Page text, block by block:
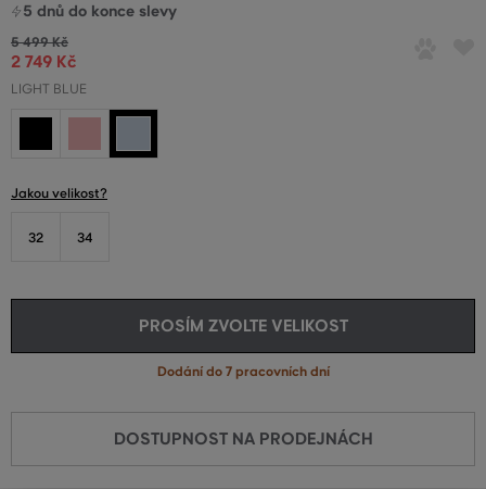
5 dnů do konce slevy
5 499 Kč
2 749 Kč
LIGHT BLUE
Jakou velikost?
32 34
PROSÍM ZVOLTE VELIKOST
Dodání do 7 pracovních dní
DOSTUPNOST NA PRODEJNÁCH